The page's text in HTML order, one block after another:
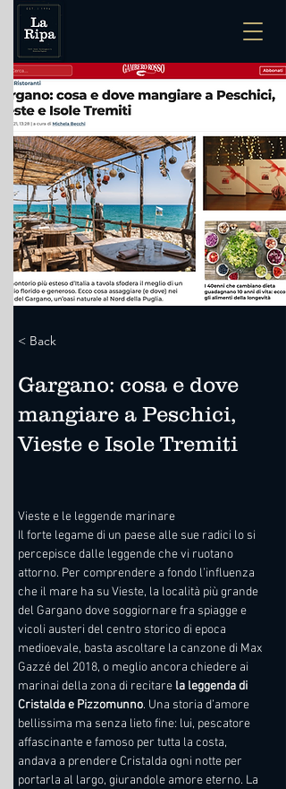
< Back
Gargano: cosa e dove
mangiare a Peschici,
Vieste e Isole Tremiti
Vieste e le leggende marinare
Il forte legame di un paese alle sue radici lo si
percepisce dalle leggende che vi ruotano
attorno. Per comprendere a fondo l’influenza
che il mare ha su Vieste, la località più grande
del Gargano dove soggiornare fra spiagge e
vicoli austeri del centro storico di epoca
medioevale, basta ascoltare la canzone di Max
Gazzé del 2018, o meglio ancora chiedere ai
marinai della zona di recitare la leggenda di
Cristalda e Pizzomunno. Una storia d’amore
bellissima ma senza lieto fine: lui, pescatore
affascinante e famoso per tutta la costa,
andava a prendere Cristalda ogni notte per
portarla al largo, giurandole amore eterno. La